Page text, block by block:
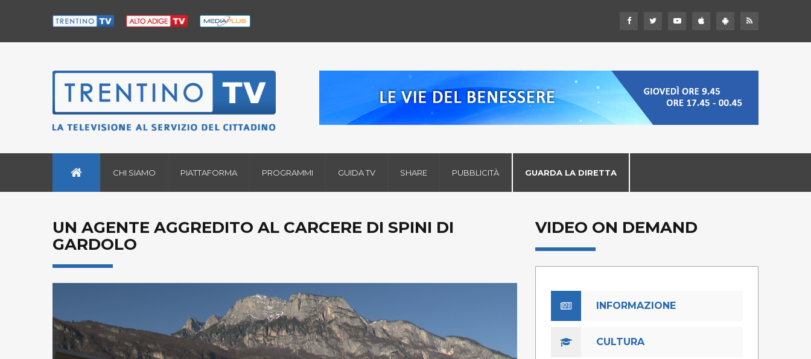
CHI SIAMO PIATTAFORMA PROGRAMMI GUIDA TV SHARE PUBBLICITÀ GUARDA LA DIRETTA
UN AGENTE AGGREDITO AL CARCERE DI SPINI DI
GARDOLO
VIDEO ON DEMAND
INFORMAZIONE
CULTURA